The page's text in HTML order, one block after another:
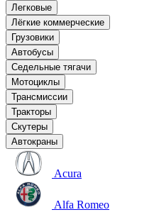
Легковые
Лёгкие коммерческие
Грузовики
Автобусы
Седельные тягачи
Мотоциклы
Трансмиссии
Тракторы
Скутеры
Автокраны
Acura
Alfa Romeo